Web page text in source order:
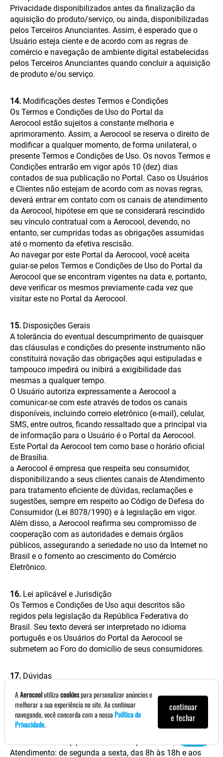
Privacidade disponibilizados antes da finalização da
aquisição do produto/serviço, ou ainda, disponibilizadas
pelos Terceiros Anunciantes. Assim, é esperado que o
Usuário esteja ciente e de acordo com as regras de
comércio e navegação de ambiente digital estabelecidas
pelos Terceiros Anunciantes quando concluir a aquisição
de produto e/ou serviço.
14. Modificações destes Termos e Condições
Os Termos e Condições de Uso do Portal da
Aerocool estão sujeitos a constante melhoria e
aprimoramento. Assim, a Aerocool se reserva o direito de
modificar a qualquer momento, de forma unilateral, o
presente Termos e Condições de Uso. Os novos Termos e
Condições entrarão em vigor após 10 (dez) dias
contados de sua publicação no Portal. Caso os Usuários
e Clientes não estejam de acordo com as novas regras,
deverá entrar em contato com os canais de atendimento
da Aerocool, hipótese em que se considerará rescindido
seu vínculo contratual com a Aerocool, devendo, no
entanto, ser cumpridas todas as obrigações assumidas
até o momento da efetiva rescisão.
Ao navegar por este Portal da Aerocool, você aceita
guiar-se pelos Termos e Condições de Uso do Portal da
Aerocool que se encontram vigentes na data e, portanto,
deve verificar os mesmos previamente cada vez que
visitar este no Portal da Aerocool.
15. Disposições Gerais
A tolerância do eventual descumprimento de quaisquer
das cláusulas e condições do presente instrumento não
constituirá novação das obrigações aqui estipuladas e
tampouco impedirá ou inibirá a exigibilidade das
mesmas a qualquer tempo.
O Usuário autoriza expressamente a Aerocool a
comunicar-se com este através de todos os canais
disponíveis, incluindo correio eletrônico (e-mail), celular,
SMS, entre outros, ficando ressaltado que a principal via
de informação para o Usuário é o Portal da Aerocool.
Este Portal da Aerocool tem como base o horário oficial
de Brasília.
a Aerocool é empresa que respeita seu consumidor,
disponibilizando a seus clientes canais de Atendimento
para tratamento eficiente de dúvidas, reclamações e
sugestões, sempre em respeito ao Código de Defesa do
Consumidor (Lei 8078/1990) e à legislação em vigor.
Além disso, a Aerocool reafirma seu compromisso de
cooperação com as autoridades e demais órgãos
públicos, assegurando a seriedade no uso da Internet no
Brasil e o fomento ao crescimento do Comércio
Eletrônico.
16. Lei aplicável e Jurisdição
Os Termos e Condições de Uso aqui descritos são
regidos pela legislação da República Federativa do
Brasil. Seu texto deverá ser interpretado no idioma
português e os Usuários do Portal da Aerocool se
submetem ao Foro do domicílio de seus consumidores.
17. Dúvidas
presente documento, favor entrar em contato:
Via Chat acessando o Portal da Aerocool no endereço
eletrônico (loja.aerocool.com.br), clicando em
Atendimento, Canais de Atendimento da Aerocool e
Atendimento: de segunda a sexta, das 8h às 18h e aos
AAerocoolutilizacookiespara personalizar anúncios e
melhorar a sua experiência no site. Ao continuar
navegando, você concorda com a nossaPolítica de
Privacidade.
continuar
e fechar